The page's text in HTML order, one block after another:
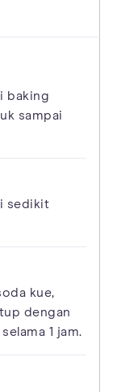
baking
sampai
sedikit
kue,
dengan
1 jam.